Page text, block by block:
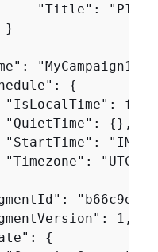
"Title":
}
"MyCampaign1",
{
"QuietTime":
{},
"UTC"
1,
{